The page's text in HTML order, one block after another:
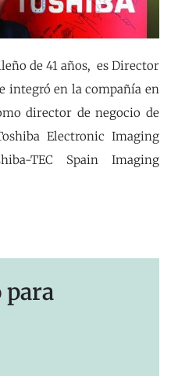
de 41 años, es Director
integró en la compañía en
director de negocio de
Electronic Imaging
TEC Spain Imaging
para